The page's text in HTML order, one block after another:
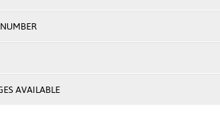
AVAILABLE